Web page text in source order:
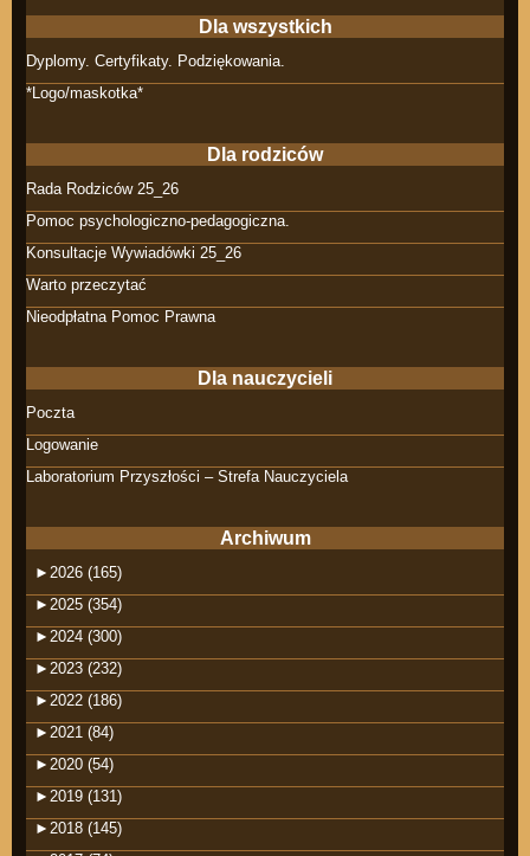
Dla wszystkich
Dyplomy. Certyfikaty. Podziękowania.
*Logo/maskotka*
Dla rodziców
Rada Rodziców 25_26
Pomoc psychologiczno-pedagogiczna.
Konsultacje Wywiadówki 25_26
Warto przeczytać
Nieodpłatna Pomoc Prawna
Dla nauczycieli
Poczta
Logowanie
Laboratorium Przyszłości – Strefa Nauczyciela
Archiwum
► 2026 (165)
► 2025 (354)
► 2024 (300)
► 2023 (232)
► 2022 (186)
► 2021 (84)
► 2020 (54)
► 2019 (131)
► 2018 (145)